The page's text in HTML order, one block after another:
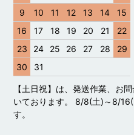
9
10 11 12 13 14
15
16
17 18 19 20 21
22
23
24 25 26 27 28
29
30
31
【土日祝】は、発送作業、お
いております。 8/8(土)～8/
す。